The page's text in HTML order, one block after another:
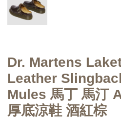
Dr. Martens
Leather
Mules 馬丁 馬汀
厚底涼鞋 酒紅棕